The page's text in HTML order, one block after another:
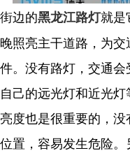
街边的黑龙江路灯就是
晚照亮主干道路，为
件。没有路灯，交通
自己的远光灯和近光
亮度也是很重要的，
位置，容易发生危险